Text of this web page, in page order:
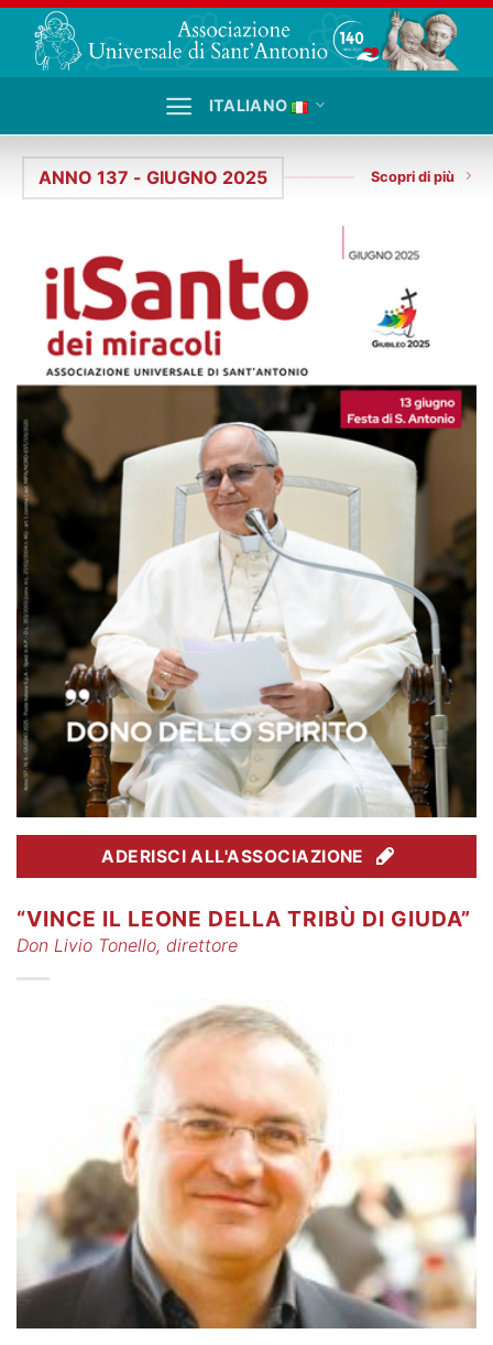
Salta
contenuti
ITALIANO
ANNO 137 - GIUGNO 2025 Scopri di più
ADERISCI ALL'ASSOCIAZIONE
“VINCE IL LEONE DELLA TRIBÙ DI GIUDA”
Don Livio Tonello, direttore